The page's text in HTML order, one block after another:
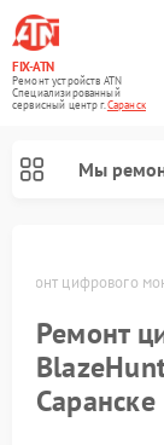
FIX-ATN
Ремонт устройств ATN
Специализированный
cервисный центр г.Саранск
Мы
Ремонт цифрового
Ремонт
Саранске